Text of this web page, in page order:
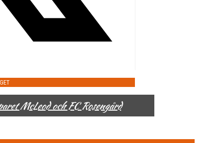
McLeod och FC Rosengård